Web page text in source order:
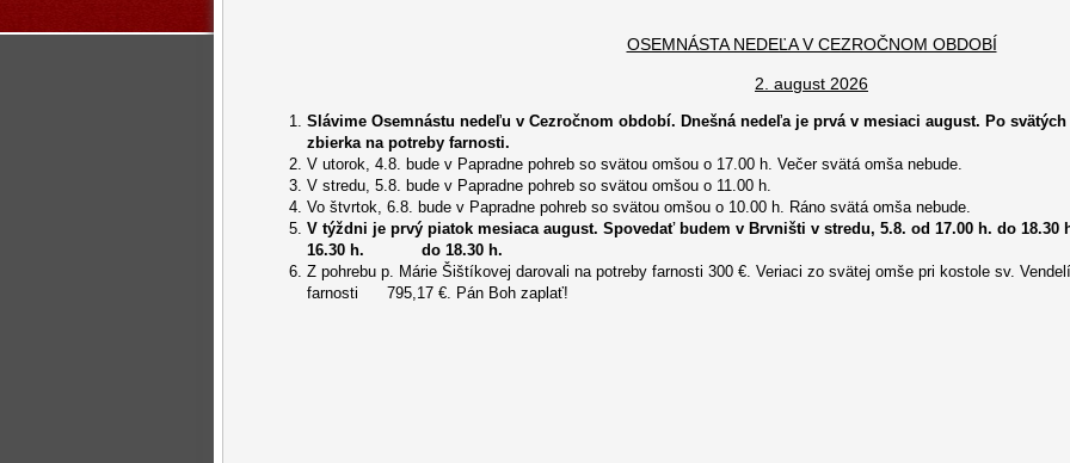
OSEMNÁSTA NEDEĽA V CEZROČNOM OBDOBÍ
2. august 2026
Slávime Osemnástu nedeľu v Cezročnom období. Dnešná nedeľa je prvá v mesiaci august. Po
zbierka na potreby farnosti.
V utorok, 4.8. bude v Papradne pohreb so svätou omšou o 17.00 h. Večer svätá omša nebude.
V stredu, 5.8. bude v Papradne pohreb so svätou omšou o 11.00 h.
Vo štvrtok, 6.8. bude v Papradne pohreb so svätou omšou o 10.00 h. Ráno svätá omša nebude.
V týždni je prvý piatok mesiaca august. Spovedať budem v Brvništi v stredu, 5.8. od 17.00 h. do 18.30
16.30 h. do 18.30 h.
Z pohrebu p. Márie Šištíkovej darovali na potreby farnosti 300 €. Veriaci zo svätej omše pri kostole sv.
farnosti 795,17 €. Pán Boh zaplať!